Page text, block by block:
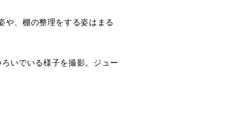
や、 棚の整理をする姿はまる
いでいる様子を撮影。
ジュー